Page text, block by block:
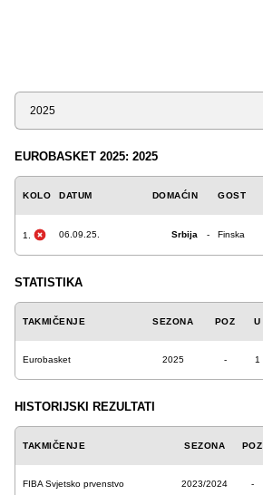
Sezona
EUROBASKET 2025: 2025
KOLO DATUM DOMAĆIN GOST
1. 06.09.25. Srbija - Finska
STATISTIKA
TAKMIČENJE SEZONA POZ U
Eurobasket 2025 - 1
HISTORIJSKI REZULTATI
TAKMIČENJE SEZONA POZ
FIBA Svjetsko prvenstvo 2023/2024 -